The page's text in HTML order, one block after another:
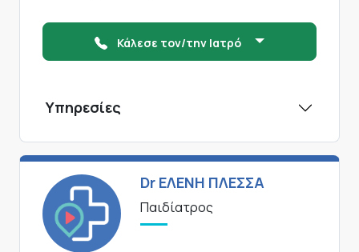
Κάλεσε τον/την Ιατρό
Υπηρεσίες
Dr ΕΛΕΝΗ ΠΛΕΣΣΑ
Παιδίατρος